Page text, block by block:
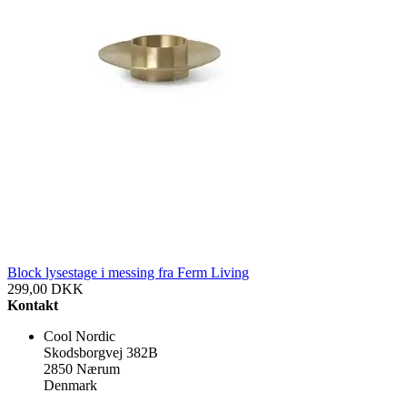
Block lysestage i messing fra Ferm Living
299,00 DKK
Kontakt
Cool Nordic
Skodsborgvej 382B
2850 Nærum
Denmark